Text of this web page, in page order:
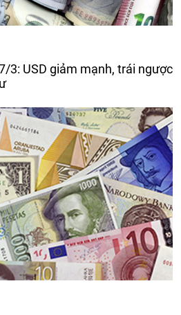
3: USD giảm mạnh, trái ngược